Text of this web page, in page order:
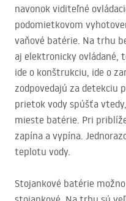
navonok viditeľné
podomietkovom
vaňové batérie. Na trhu
aj elektronicky ovládané,
ide o konštrukciu, ide o
zodpovedajú za detekciu
prietok vody spúšťa
mieste batérie. Pri
zapína a vypína.
teplotu vody.
Stojankové batérie